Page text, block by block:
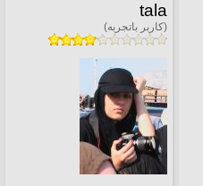
tala
(کاربر باتجربه)